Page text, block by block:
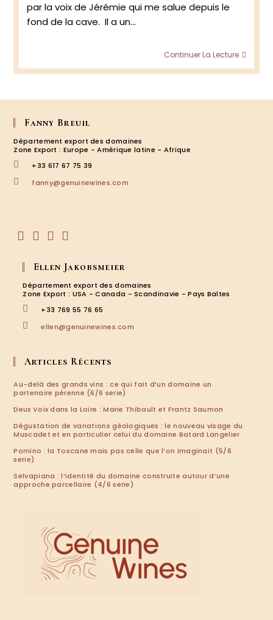
par la voix de Jérémie qui me salue depuis le
fond de la cave. Il a un…
Continuer La Lecture
retour
Fanny Breuil
Département export des domaines
Zone Export : Europe - Amérique latine - Afrique
+33 617 67 75 39
fanny@genuinewines.com
dans
un
nouvel
onglet
un
nouvel
onglet
un
nouvel
onglet
un
nouvel
onglet
Ellen Jakobsmeier
Département export des domaines
Zone Export : USA - Canada - Scandinavie - Pays Baltes
+33 769 55 76 65
ellen@genuinewines.com
Articles Récents
Au-delà des grands vins : ce qui fait d’un domaine un
partenaire pérenne (6/6 serie)
Deux Voix dans la Loire : Marie Thibault et Frantz Saumon
Dégustation de variations géologiques : le nouveau visage du
Muscadet et en particulier celui du domaine Batard Langelier
Pomino : la Toscane mais pas celle que l’on imaginait (5/6
serie)
Selvapiana : l’identité du domaine construite autour d’une
approche parcellaire (4/6 serie)